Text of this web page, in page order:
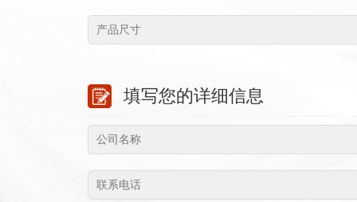
填写您的详细信息